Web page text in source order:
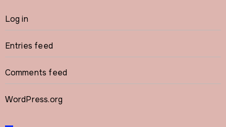
Log in
Entries feed
Comments feed
WordPress.org